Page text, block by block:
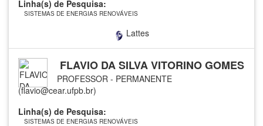
Linha(s) de Pesquisa:
SISTEMAS DE ENERGIAS RENOVÁVEIS
Lattes
FLAVIO DA SILVA VITORINO GOMES
PROFESSOR - PERMANENTE
(flavio@cear.ufpb.br)
Linha(s) de Pesquisa:
SISTEMAS DE ENERGIAS RENOVÁVEIS